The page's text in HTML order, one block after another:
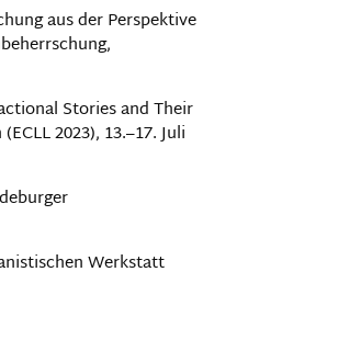
aus der Perspektive
Stories and Their
2023), 13.–17. Juli
Werkstatt